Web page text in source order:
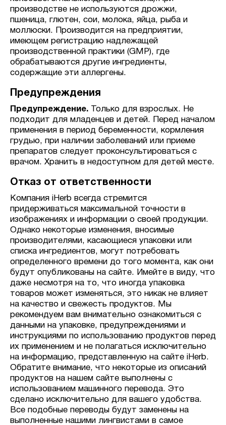
производстве не используются дрожжи,
пшеница, глютен, сои, молока, яйца, рыба и
моллюски. Производится на предприятии,
имеющем регистрацию надлежащей
производственной практики (GMP), где
обрабатываются другие ингредиенты,
содержащие эти аллергены.
Предупреждения
Предупреждение. Только для взрослых. Не
подходит для младенцев и детей. Перед началом
применения в период беременности, кормления
грудью, при наличии заболеваний или приеме
препаратов следует проконсультироваться с
врачом. Хранить в недоступном для детей месте.
Отказ от ответственности
Компания iHerb всегда стремится
придерживаться максимальной точности в
изображениях и информации о своей продукции.
Однако некоторые изменения, вносимые
производителями, касающиеся упаковки или
списка ингредиентов, могут потребовать
определенного времени до того момента, как они
будут опубликованы на сайте. Имейте в виду, что
даже несмотря на то, что иногда упаковка
товаров может изменяться, это никак не влияет
на качество и свежесть продуктов. Мы
рекомендуем вам внимательно ознакомиться с
данными на упаковке, предупреждениями и
инструкциями по использованию продуктов перед
их применением и не полагаться исключительно
на информацию, представленную на сайте iHerb.
Обратите внимание, что некоторые из описаний
продуктов на нашем сайте выполнены с
использованием машинного перевода. Это
сделано исключительно для вашего удобства.
Все подобные переводы будут заменены на
выполненные нашими лингвистами в самое